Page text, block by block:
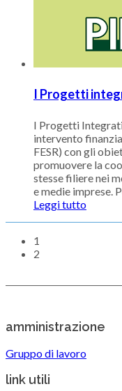
I Progetti
I Progetti Integrati
intervento
FESR) con gli
promuovere la
stesse filiere nei
e medie imprese.
Leggi tutto
1
2
amministrazione
Gruppo di lavoro
link utili